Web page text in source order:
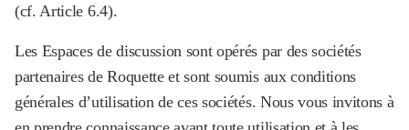
(cf. Article 6.4).
Les Espaces de discussion sont opérés par des sociétés
partenaires de Roquette et sont soumis aux conditions
générales d’utilisation de ces sociétés. Nous vous invitons à